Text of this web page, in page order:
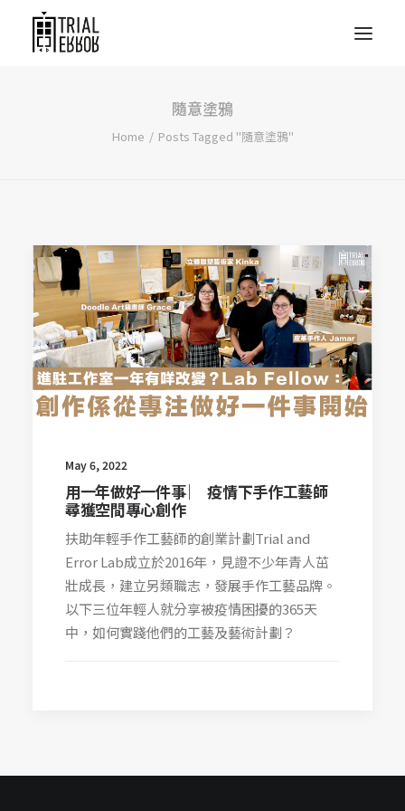
隨意塗鴉
Home Posts Tagged "隨意塗鴉"
May 6, 2022
用一年做好一件事 ︳ 疫情下手作工藝師
尋獲空間專心創作
扶助年輕手作工藝師的創業計劃Trial and
Error Lab成立於2016年，見證不少年青人茁
壯成長，建立另類職志，發展手作工藝品牌。
以下三位年輕人就分享被疫情困擾的365天
中，如何實踐他們的工藝及藝術計劃？